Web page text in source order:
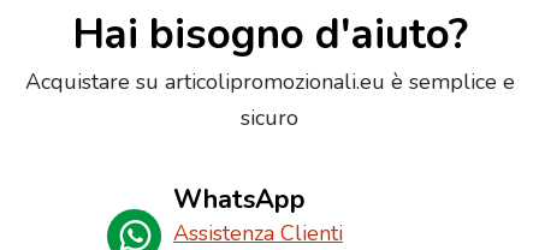
Hai bisogno d'aiuto?
Acquistare su articolipromozionali.eu è semplice e
sicuro
WhatsApp
Assistenza Clienti